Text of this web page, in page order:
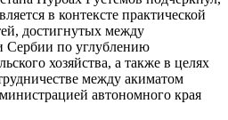
в контексте практической
достигнутых между
Сербии по углублению
хозяйства, а также в целях
между акиматом
автономного края